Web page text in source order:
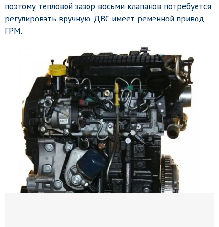
поэтому тепловой зазор восьми клапанов потребуется
регулировать вручную. ДВС имеет ременной привод
ГРМ.